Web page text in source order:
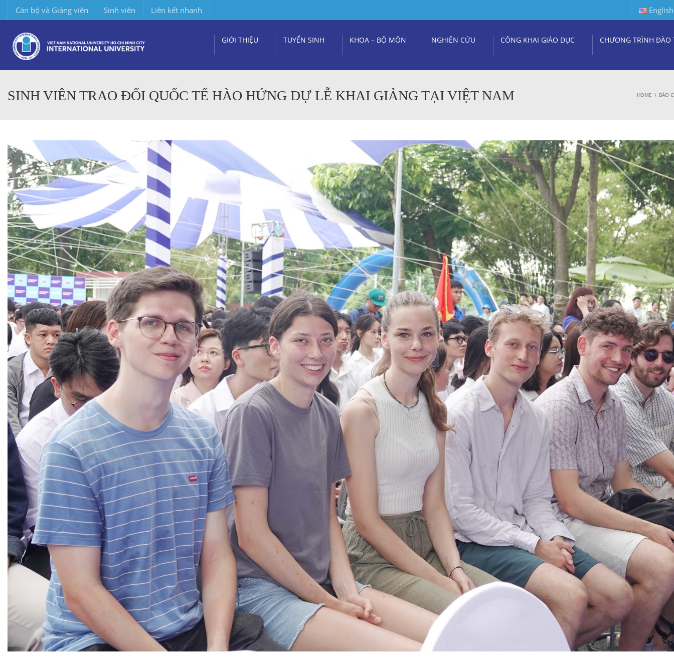
Cán bộ và Giảng viên Sinh viên Liên kết nhanh English
GIỚI THIỆU TUYỂN SINH KHOA – BỘ MÔN NGHIÊN CỨU CÔNG KHAI GIÁO DỤC CHƯƠNG TRÌNH ĐÀO
SINH VIÊN TRAO ĐỔI QUỐC TẾ HÀO HỨNG DỰ LỄ KHAI GIẢNG TẠI VIỆT NAM HOME BÁO